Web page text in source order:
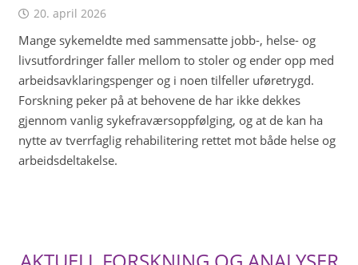
20. april 2026
Mange sykemeldte med sammensatte jobb-, helse- og
livsutfordringer faller mellom to stoler og ender opp med
arbeidsavklaringspenger og i noen tilfeller uføretrygd.
Forskning peker på at behovene de har ikke dekkes
gjennom vanlig sykefraværsoppfølging, og at de kan ha
nytte av tverrfaglig rehabilitering rettet mot både helse og
arbeidsdeltakelse.